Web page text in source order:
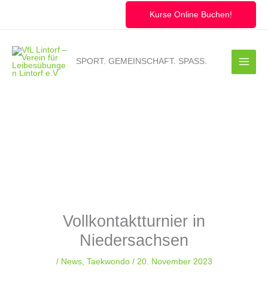
Kurse Online Buchen!
SPORT. GEMEINSCHAFT. SPASS.
Vollkontaktturnier in
Niedersachsen
/ News, Taekwondo/ 20. November 2023